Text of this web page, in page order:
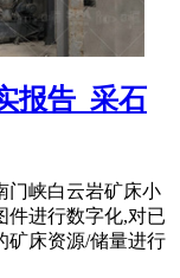
报告_采石
门峡白云岩矿床小
件进行数字化,对已
矿床资源/储量进行